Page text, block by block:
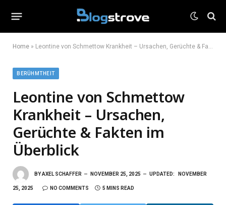
Home » Leontine von Schmettow Krankheit – Ursachen, Gerüchte & Fakten im Überblick
BERÜHMTHEIT
Leontine von Schmettow
Krankheit – Ursachen,
Gerüchte & Fakten im
Überblick
BYAXEL SCHAFFER NOVEMBER 25, 2025 UPDATED: NOVEMBER
25, 2025 NO COMMENTS 5 MINS READ